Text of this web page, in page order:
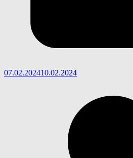
07.02.202410.02.2024